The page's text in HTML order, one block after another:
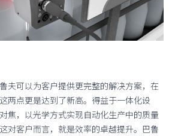
夫可以为客户提供更完整的解决方案，在
两点更是达到了新高。得益于一体化设
焦，以光学方式实现自动化生产中的质量
对客户而言，就是效率的卓越提升。巴鲁